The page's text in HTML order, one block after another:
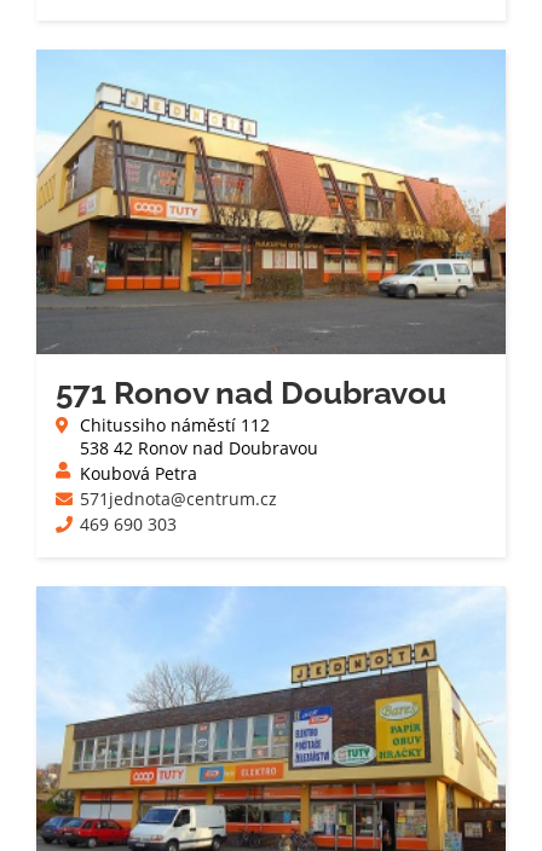
571 Ronov nad Doubravou
Chitussiho náměstí 112
538 42 Ronov nad Doubravou
Koubová Petra
571jednota@centrum.cz
469 690 303